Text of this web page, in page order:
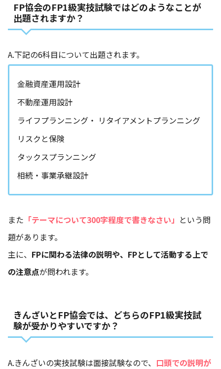
FP協会のFP1級実技試験ではどのようなことが
出題されますか？
A.下記の6科目について出題されます。
金融資産運用設計
不動産運用設計
ライフプランニング・ リタイアメントプランニング
リスクと保険
タックスプランニング
相続・事業承継設計
また 「テーマについて300字程度で書きなさい」 という問
題があります。
主に、 FPに関わる法律の説明や、FPとして活動する上で
の注意点が問われます。
きんざいとFP協会では、どちらのFP1級実技試
験が受かりやすいですか？
A.きんざいの実技試験は面接試験なので、 口頭での説明が